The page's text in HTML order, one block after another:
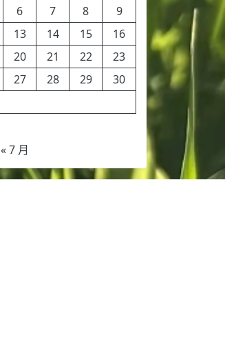
6 7 8
9
13 14 15
16
20 21 22
23
27 28 29
30
« 7 月